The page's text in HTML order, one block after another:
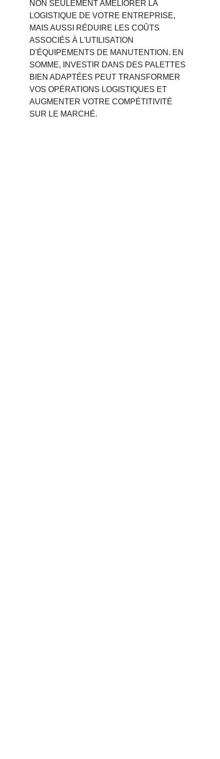
NON SEULEMENT AMÉLIORER LA
LOGISTIQUE DE VOTRE ENTREPRISE,
MAIS AUSSI RÉDUIRE LES COÛTS
ASSOCIÉS À L'UTILISATION
D'ÉQUIPEMENTS DE MANUTENTION. EN
SOMME, INVESTIR DANS DES PALETTES
BIEN ADAPTÉES PEUT TRANSFORMER
VOS OPÉRATIONS LOGISTIQUES ET
AUGMENTER VOTRE COMPÉTITIVITÉ
SUR LE MARCHÉ.